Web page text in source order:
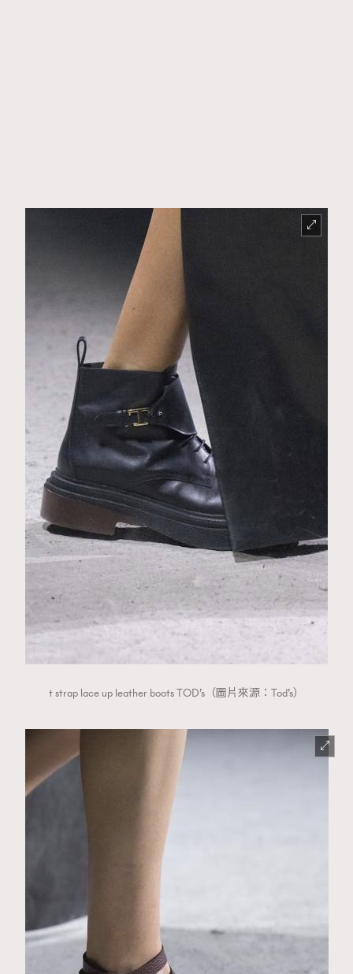
t strap lace up leather boots TOD’s（圖片來源：Tod’s）